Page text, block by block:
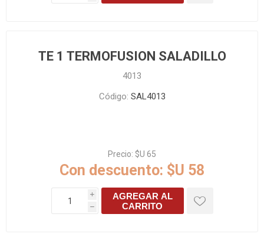
TE 1 TERMOFUSION SALADILLO
4013
Código: SAL4013
Precio: $U 65
Con descuento: $U 58
i
h
AGREGAR AL
CARRITO